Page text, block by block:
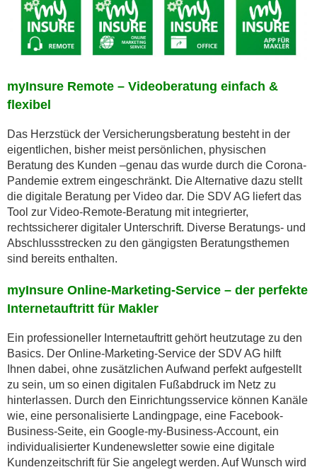
myInsure Remote – Videoberatung einfach &
flexibel
Das Herzstück der Versicherungsberatung besteht in der
eigentlichen, bisher meist persönlichen, physischen
Beratung des Kunden –genau das wurde durch die Corona-
Pandemie extrem eingeschränkt. Die Alternative dazu stellt
die digitale Beratung per Video dar. Die SDV AG liefert das
Tool zur Video-Remote-Beratung mit integrierter,
rechtssicherer digitaler Unterschrift. Diverse Beratungs- und
Abschlussstrecken zu den gängigsten Beratungsthemen
sind bereits enthalten.
myInsure Online-Marketing-Service – der perfekte
Internetauftritt für Makler
Ein professioneller Internetauftritt gehört heutzutage zu den
Basics. Der Online-Marketing-Service der SDV AG hilft
Ihnen dabei, ohne zusätzlichen Aufwand perfekt aufgestellt
zu sein, um so einen digitalen Fußabdruck im Netz zu
hinterlassen. Durch den Einrichtungsservice können Kanäle
wie, eine personalisierte Landingpage, eine Facebook-
Business-Seite, ein Google-my-Business-Account, ein
individualisierter Kundenewsletter sowie eine digitale
Kundenzeitschrift für Sie angelegt werden. Auf Wunsch wird